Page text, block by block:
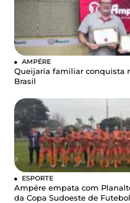
AMPÉRE
Queijaria familiar conquista
Brasil
ESPORTE
Ampére empata com
da Copa Sudoeste de Futebol